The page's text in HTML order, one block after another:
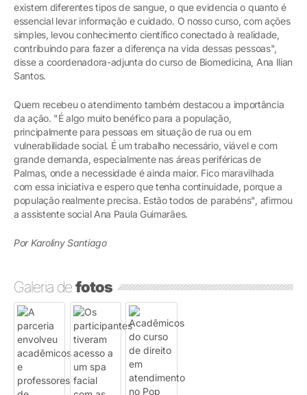
existem diferentes tipos de sangue, o que evidencia o quanto é
essencial levar informação e cuidado. O nosso curso, com ações
simples, levou conhecimento científico conectado à realidade,
contribuindo para fazer a diferença na vida dessas pessoas",
disse a coordenadora-adjunta do curso de Biomedicina, Ana Ilian
Santos.
Quem recebeu o atendimento também destacou a importância
da ação. "É algo muito benéfico para a população,
principalmente para pessoas em situação de rua ou em
vulnerabilidade social. É um trabalho necessário, viável e com
grande demanda, especialmente nas áreas periféricas de
Palmas, onde a necessidade é ainda maior. Fico maravilhada
com essa iniciativa e espero que tenha continuidade, porque a
população realmente precisa. Estão todos de parabéns", afirmou
a assistente social Ana Paula Guimarães.
Por Karoliny Santiago
Galeria defotos